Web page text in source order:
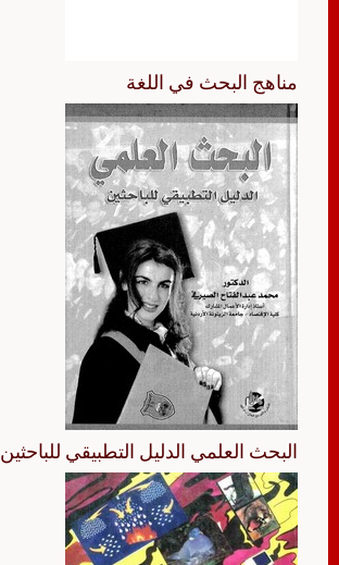
مناهج البحث في اللغة
البحث العلمي الدليل التطبيقي للباحثين